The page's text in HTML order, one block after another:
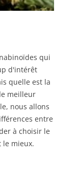
qui
d'intérêt
quelle est la
meilleur
nous allons
entre
à choisir le
le mieux.